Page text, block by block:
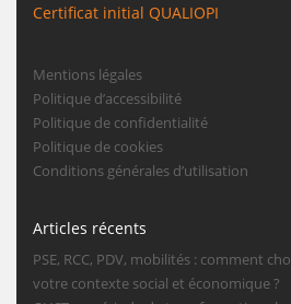
Certificat initial QUALIOPI
Mentions légales
Politique d’accessibilité
Politique de confidentialité
Politique de cookies
Conditions générales d’utilisation
Articles récents
PSE, RCC, PDV, mobilités : comment
votre contexte social et économique ?